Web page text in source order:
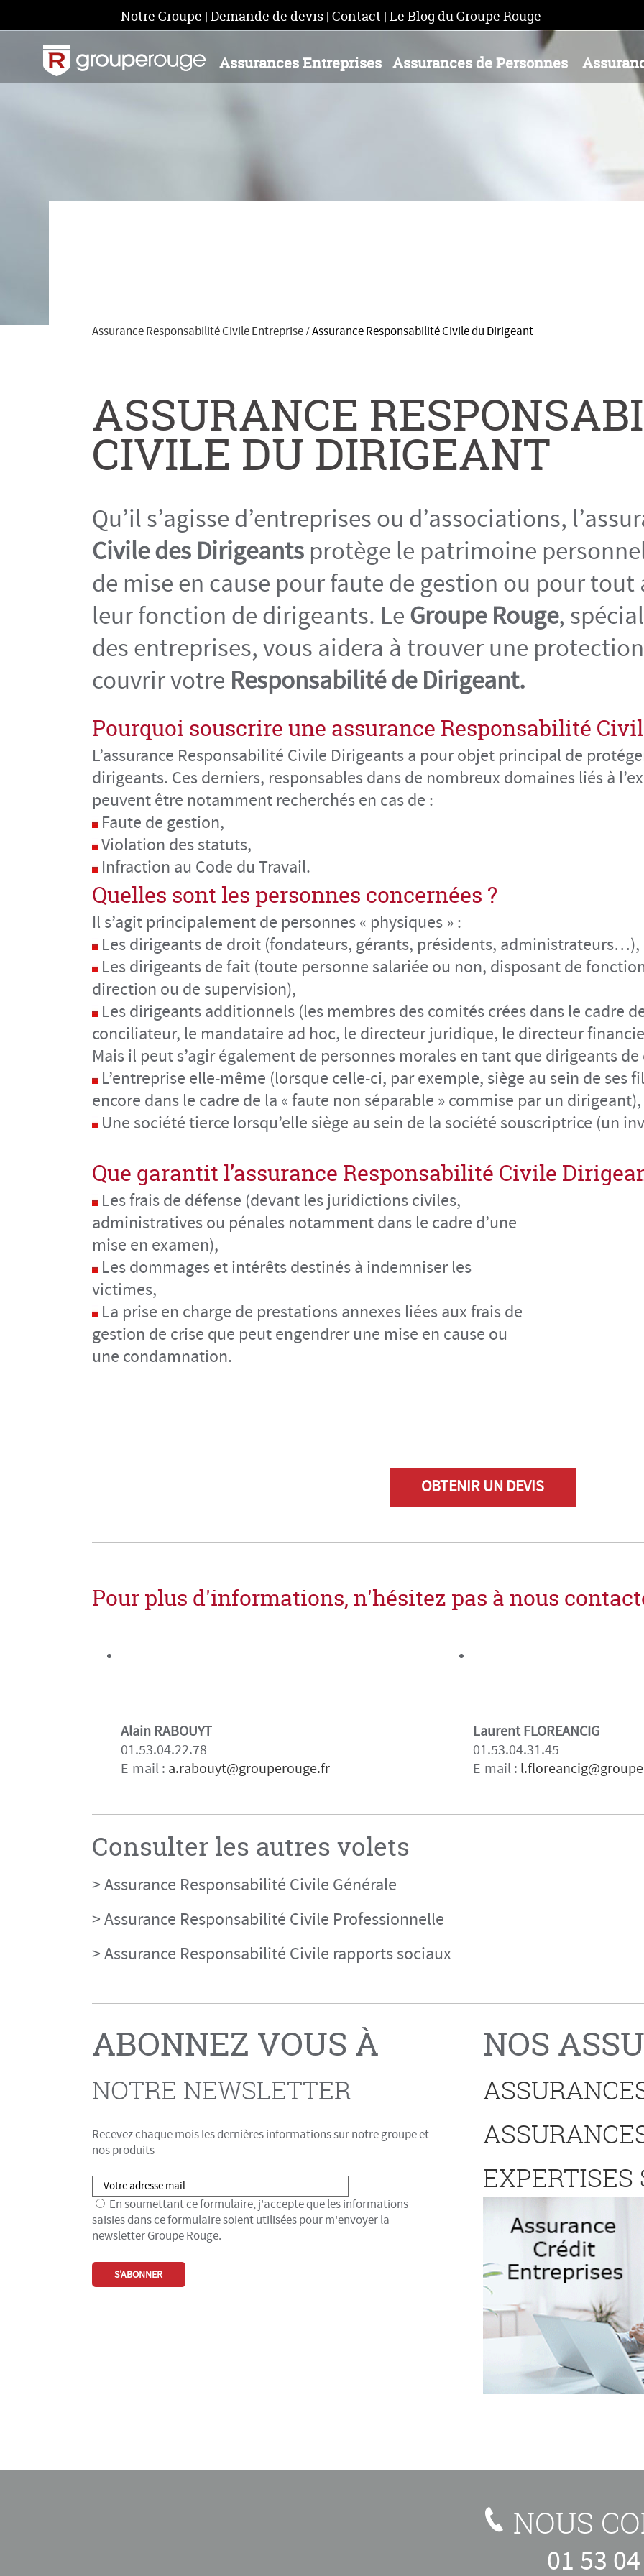
Notre Groupe | Demande de devis | Contact | Le Blog du Groupe Rouge
Assurances Entreprises Assurances de Personnes
Assurance Responsabilité Civile Entreprise/Assurance Responsabilité Civile du Dirigeant
ASSURANCE
CIVILE DU DIRIGEANT
Qu’il s’agisse d’entreprises ou d’associations,
Civile des Dirigeantsprotège le patrimoine
de mise en cause pour faute de gestion ou pour
leur fonction de dirigeants. Le Groupe Rouge,
des entreprises, vous aidera à trouver une
couvrir votre Responsabilité de Dirigeant.
Pourquoi souscrire une assurance Responsabilité
L’assurance Responsabilité Civile Dirigeants a pour objet principal de
dirigeants. Ces derniers, responsables dans de nombreux domaines liés à
peuvent être notamment recherchés en cas de :
Faute de gestion,
Violation des statuts,
Infraction au Code du Travail.
Quelles sont les personnes concernées ?
Il s’agit principalement de personnes « physiques » :
Les dirigeants de droit (fondateurs, gérants, présidents, administrateurs…),
Les dirigeants de fait (toute personne salariée ou non, disposant de
direction ou de supervision),
Les dirigeants additionnels (les membres des comités crées dans le cadre
conciliateur, le mandataire ad hoc, le directeur juridique, le directeur
Mais il peut s’agir également de personnes morales en tant que dirigeants
L’entreprise elle-même (lorsque celle-ci, par exemple, siège au sein de ses
encore dans le cadre de la « faute non séparable » commise par un dirigeant),
Une société tierce lorsqu’elle siège au sein de la société souscriptrice (un
Que garantit l’assurance Responsabilité Civile
Les frais de défense (devant les juridictions civiles,
administratives ou pénales notamment dans le cadre d’une
mise en examen),
Les dommages et intérêts destinés à indemniser les
victimes,
La prise en charge de prestations annexes liées aux frais de
gestion de crise que peut engendrer une mise en cause ou
une condamnation.
OBTENIR UN DEVIS
Pour plus d'informations, n'hésitez pas à nous
Alain RABOUYT
01.53.04.22.78
E-mail : a.rabouyt@grouperouge.fr
Laurent FLOREANCIG
01.53.04.31.45
E-mail :
Consulter les autres volets
> Assurance Responsabilité Civile Générale
> Assurance Responsabilité Civile Professionnelle
> Assurance Responsabilité Civile rapports sociaux
ABONNEZ VOUS À
NOTRE NEWSLETTER
Recevez chaque mois les dernières informations sur notre groupe et
nos produits
En soumettant ce formulaire, j'accepte que les informations
saisies dans ce formulaire soient utilisées pour m'envoyer la
newsletter Groupe Rouge.
NOS
EXPERTISES
NOUS
01 53